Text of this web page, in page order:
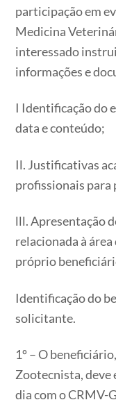
participação em
Medicina
interessado
informações e
I Identificação do
data e conteúdo;
Il. Justificativas
profissionais para
lll. Apresentação
relacionada à
próprio
Identificação do
solicitante.
1º – O
Zootecnista, deve
dia com o CRMV-